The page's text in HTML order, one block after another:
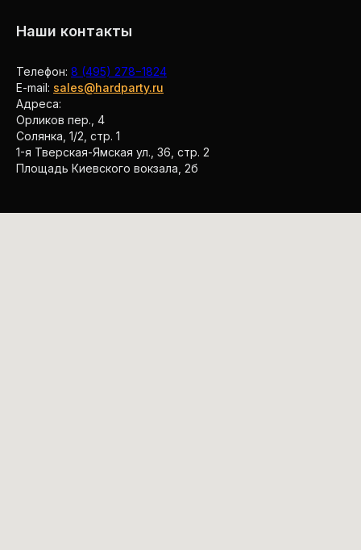
Наши контакты
Телефон: 8 (495) 278−1824
E-mail: sales@hardparty.ru
Адреса:
Орликов пер., 4
Солянка, 1/2, стр. 1
1-я Тверская-Ямская ул., 36, стр. 2
Площадь Киевского вокзала, 2б